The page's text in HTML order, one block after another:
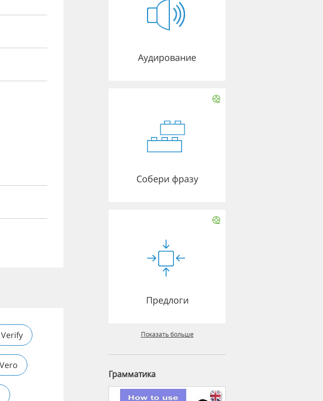
Verify
Vero
Аудирование
Собери фразу
Предлоги
Показать больше
Грамматика